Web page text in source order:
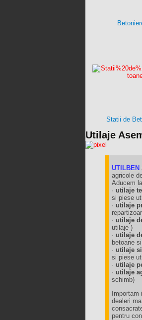
Statii de
Utilaje
UTILBEN
agricole
Aducem
· utilaje
si piese
· utilaje
· utilaje
utilaje )
· utilaje
betoane
· utilaje
si piese
· utilaje
· utilaje
schimb)
Importam
dealeri
pentru